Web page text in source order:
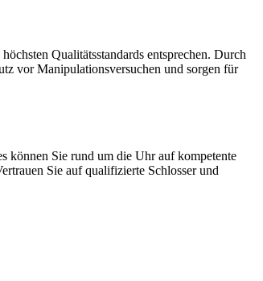
Qualitätsstandards entsprechen.​ Durch
vor Manipulationsversuchen und sorgen für
können Sie rund um die Uhr auf kompetente
Sie auf qualifizierte Schlosser und